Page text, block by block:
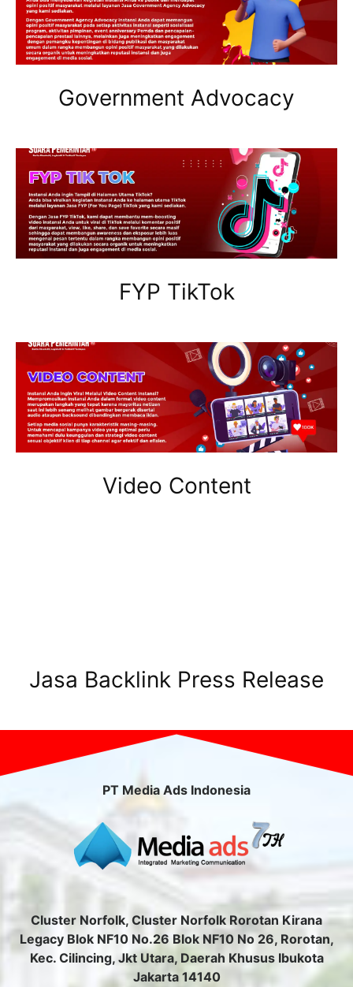
Government Advocacy
FYP TikTok
Video Content
Jasa Backlink Press Release
PT Media Ads Indonesia
Cluster Norfolk, Cluster Norfolk Rorotan Kirana
Legacy Blok NF10 No.26 Blok NF10 No 26, Rorotan,
Kec. Cilincing, Jkt Utara, Daerah Khusus Ibukota
Jakarta 14140